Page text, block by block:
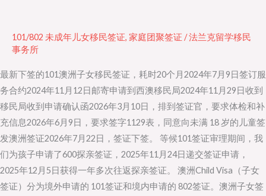
101/802 未成年儿女移民签证, 家庭团聚签证 /法兰克留学移民
事务所
最新下签的101澳洲子女移民签证，耗时20个月2024年7月9日签订服
务合约2024年11月12日邮寄申请到西澳移民局2024年11月29日收到
移民局收到申请确认函2026年3月10日，排到签证官，要求体检和补
充信息2026年6月9日，要求签字1129表，同意向未满 18 岁的儿童签
发澳洲签证2026年7月22日，签证下签。 等候101签证审理期间，我
们为孩子申请了600探亲签证，2025年11月24日递交签证申请，
2025年12月5日获得一年多次往返探亲签证。 澳洲Child Visa（子女
签证）分为境外申请的 101签证和境内申请的 802签证。澳洲子女签
移
民
签
证，
耗
时
20
个